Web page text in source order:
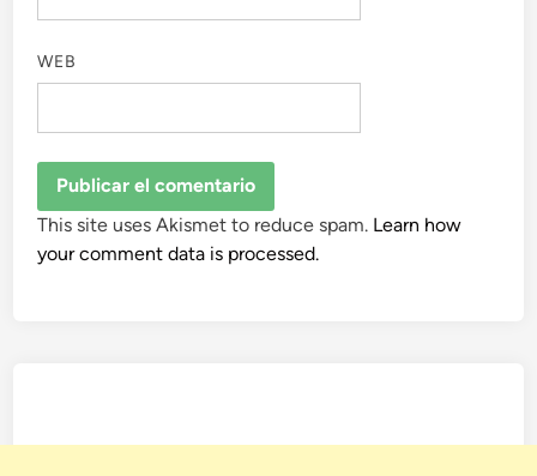
WEB
This site uses Akismet to reduce spam. Learn how
your comment data is processed.